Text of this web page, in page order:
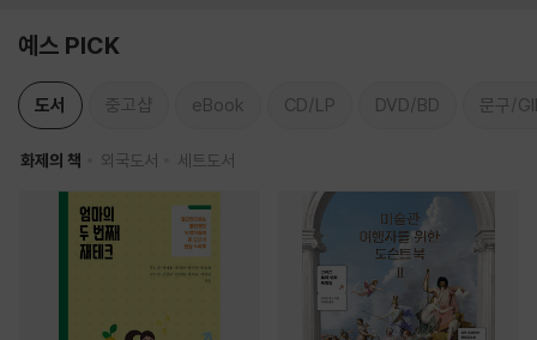
예스 PICK
도서 중고샵 eBook CD/LP DVD/BD 문구/
화제의 책 외국도서 세트도서